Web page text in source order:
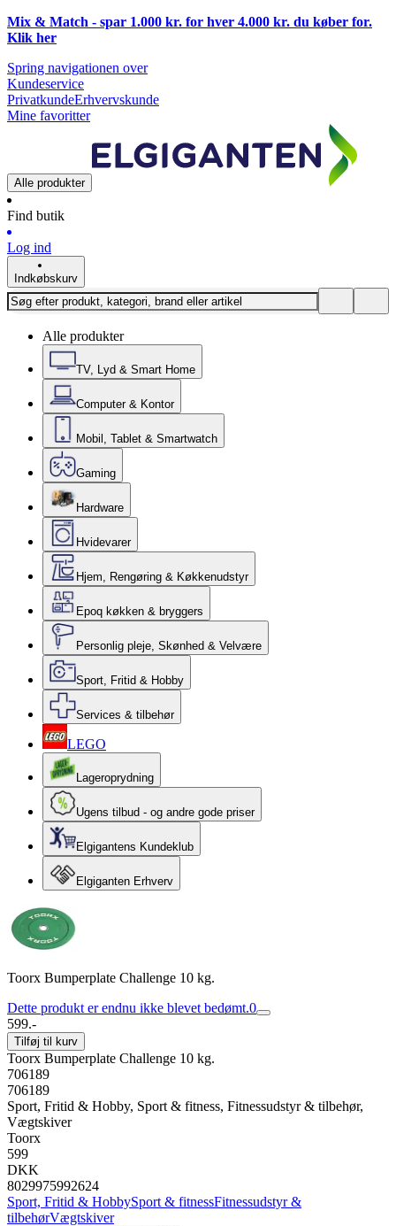
Mix & Match - spar 1.000 kr. for hver 4.000 kr. du køber for.
Klik her
Spring navigationen over
Kundeservice
PrivatkundeErhvervskunde
Mine favoritter
Alle produkter
Find butik
Log ind
Indkøbskurv
Alle produkter
TV, Lyd & Smart Home
Computer & Kontor
Mobil, Tablet & Smartwatch
Gaming
Hardware
Hvidevarer
Hjem, Rengøring & Køkkenudstyr
Epoq køkken & bryggers
Personlig pleje, Skønhed & Velvære
Sport, Fritid & Hobby
Services & tilbehør
LEGO
Lageroprydning
Ugens tilbud - og andre gode priser
Elgigantens Kundeklub
Elgiganten Erhverv
Toorx Bumperplate Challenge 10 kg.
Dette produkt er endnu ikke blevet bedømt.0
599.-
Tilføj til kurv
Toorx Bumperplate Challenge 10 kg.
706189
706189
Sport, Fritid & Hobby, Sport & fitness, Fitnessudstyr & tilbehør,
Vægtskiver
Toorx
599
DKK
8029975992624
Sport, Fritid & HobbySport & fitnessFitnessudstyr &
tilbehørVægtskiver